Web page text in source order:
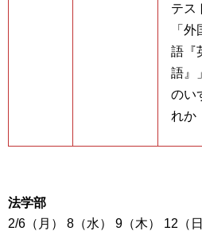
テス
「外
語『
語』」
のい
れか
法学部
2/6（月） 8（水） 9（木） 12（